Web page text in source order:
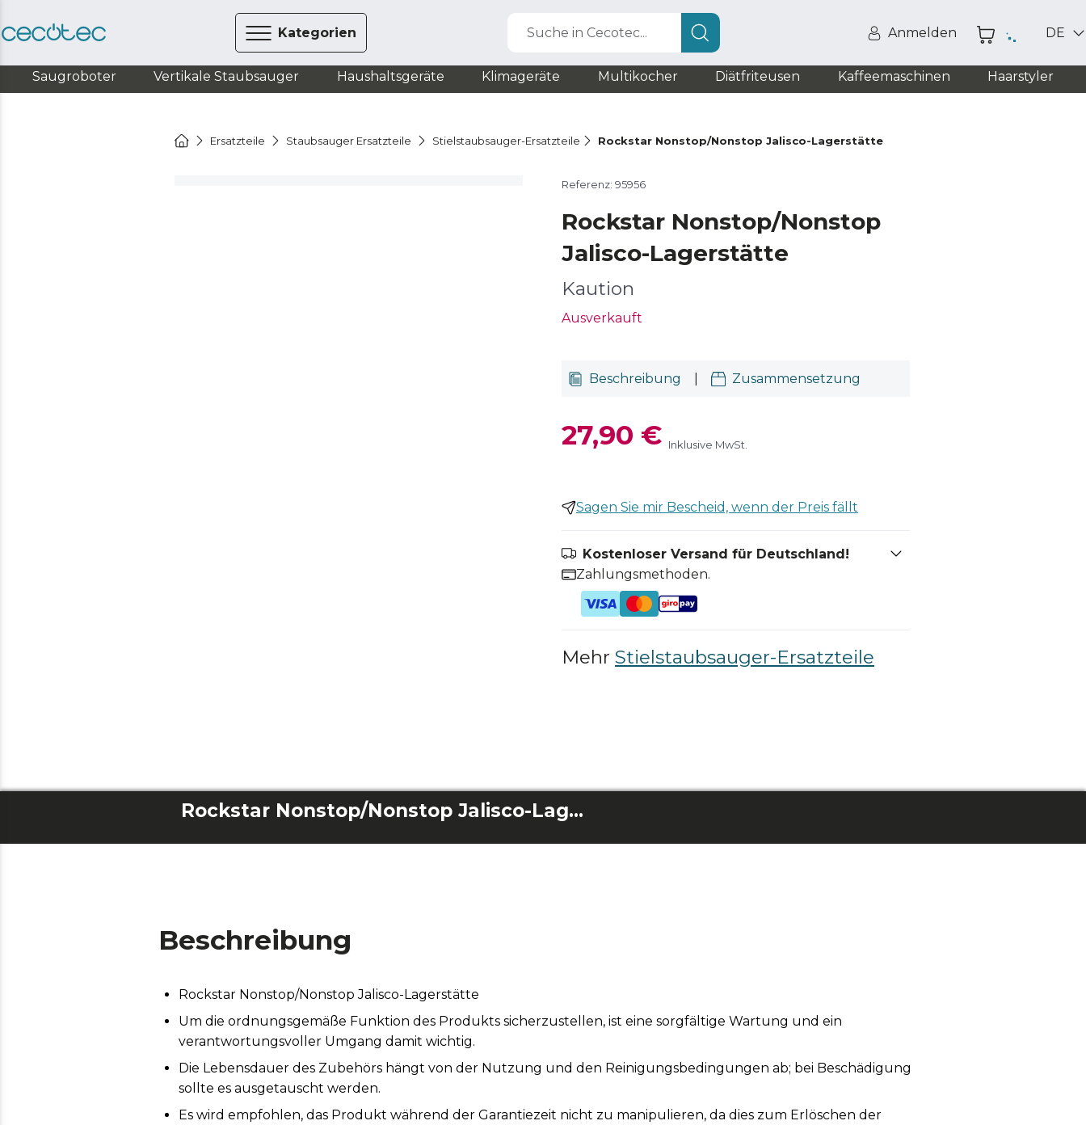
Kategorien Suche in Cecotec... Anmelden DE
Saugroboter Vertikale Staubsauger Haushaltsgeräte Klimageräte Multikocher Diätfriteusen Kaffeemaschinen Haarstyler
Ersatzteile Staubsauger Ersatzteile Stielstaubsauger-Ersatzteile Rockstar Nonstop/Nonstop Jalisco-Lagerstätte
Referenz: 95956
Rockstar Nonstop/Nonstop
Jalisco-Lagerstätte
Kaution
Ausverkauft
Beschreibung Zusammensetzung
27,90 € Inklusive MwSt.
Sagen Sie mir Bescheid, wenn der Preis fällt
Kostenloser Versand für Deutschland!
Zahlungsmethoden.
Mehr Stielstaubsauger-Ersatzteile
Rockstar Nonstop/Nonstop Jalisco-Lagerstätte
Beschreibung
Rockstar Nonstop/Nonstop Jalisco-Lagerstätte
Um die ordnungsgemäße Funktion des Produkts sicherzustellen, ist eine sorgfältige Wartung und ein
verantwortungsvoller Umgang damit wichtig.
Die Lebensdauer des Zubehörs hängt von der Nutzung und den Reinigungsbedingungen ab; bei Beschädigung
sollte es ausgetauscht werden.
Es wird empfohlen, das Produkt während der Garantiezeit nicht zu manipulieren, da dies zum Erlöschen der